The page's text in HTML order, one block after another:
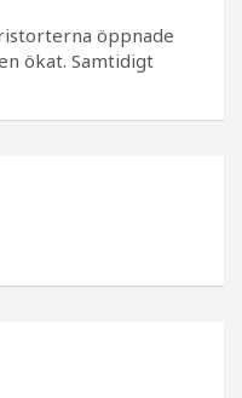
öppnade
ökat. Samtidigt